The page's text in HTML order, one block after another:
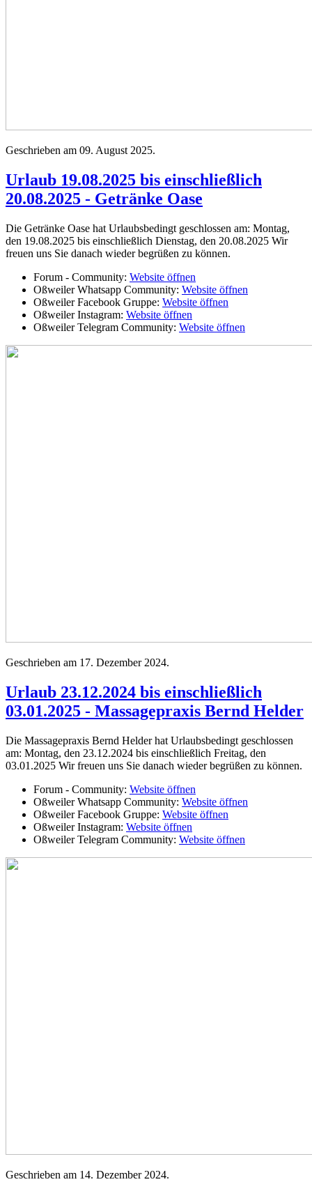
Geschrieben am 09. August 2025.
Urlaub 19.08.2025 bis einschließlich
20.08.2025 - Getränke Oase
Die Getränke Oase hat Urlaubsbedingt geschlossen am: Montag,
den 19.08.2025 bis einschließlich Dienstag, den 20.08.2025 Wir
freuen uns Sie danach wieder begrüßen zu können.
Forum - Community: Website öffnen
Oßweiler Whatsapp Community: Website öffnen
Oßweiler Facebook Gruppe: Website öffnen
Oßweiler Instagram: Website öffnen
Oßweiler Telegram Community: Website öffnen
Geschrieben am 17. Dezember 2024.
Urlaub 23.12.2024 bis einschließlich
03.01.2025 - Massagepraxis Bernd Helder
Die Massagepraxis Bernd Helder hat Urlaubsbedingt geschlossen
am: Montag, den 23.12.2024 bis einschließlich Freitag, den
03.01.2025 Wir freuen uns Sie danach wieder begrüßen zu können.
Forum - Community: Website öffnen
Oßweiler Whatsapp Community: Website öffnen
Oßweiler Facebook Gruppe: Website öffnen
Oßweiler Instagram: Website öffnen
Oßweiler Telegram Community: Website öffnen
Geschrieben am 14. Dezember 2024.